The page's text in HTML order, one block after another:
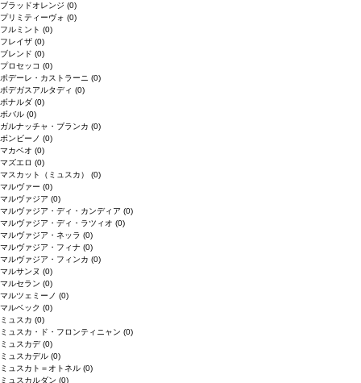
ブラッドオレンジ (0)
プリミティーヴォ (0)
フルミント (0)
フレイザ (0)
ブレンド (0)
プロセッコ (0)
ポデーレ・カストラーニ (0)
ボデガスアルタディ (0)
ボナルダ (0)
ボバル (0)
ガルナッチャ・ブランカ (0)
ボンビーノ (0)
マカベオ (0)
マズエロ (0)
マスカット（ミュスカ） (0)
マルヴァー (0)
マルヴァジア (0)
マルヴァジア・ディ・カンディア (0)
マルヴァジア・ディ・ラツィオ (0)
マルヴァジア・ネッラ (0)
マルヴァジア・フィナ (0)
マルヴァジア・フィンカ (0)
マルサンヌ (0)
マルセラン (0)
マルツェミーノ (0)
マルベック (0)
ミュスカ (0)
ミュスカ・ド・フロンティニャン (0)
ミュスカデ(0)
ミュスカデル (0)
ミュスカト＝オトネル (0)
ミュスカルダン (0)